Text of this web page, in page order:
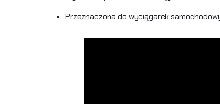
Przeznaczona do wyciągarek